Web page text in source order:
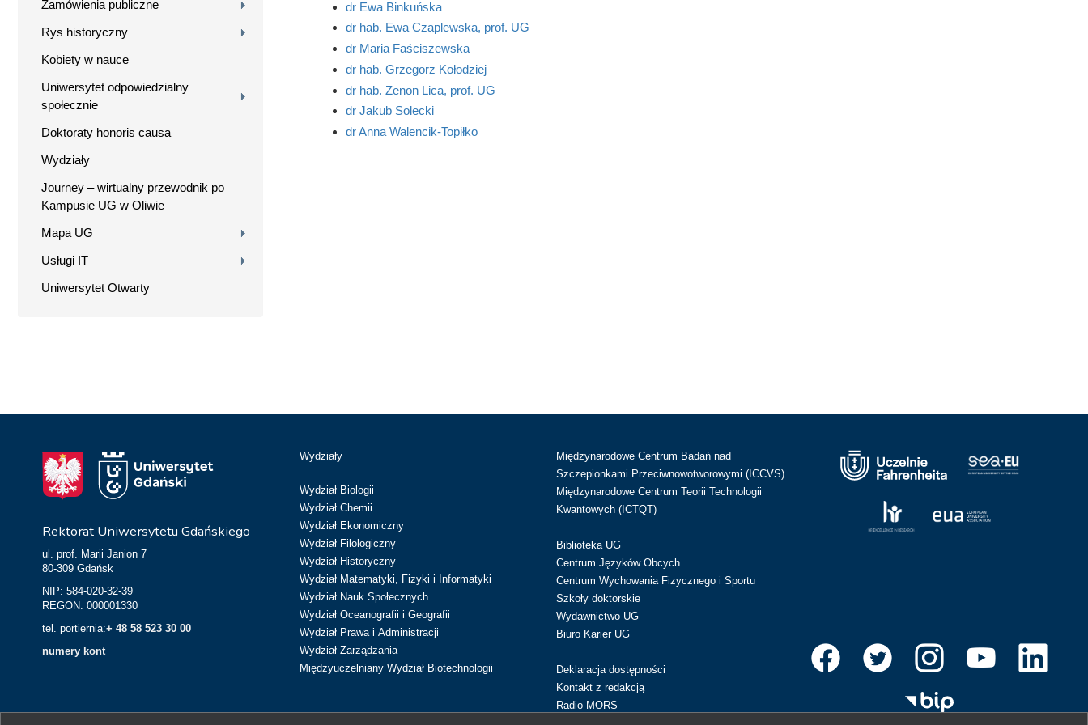
Zamówienia publiczne
Rys historyczny
Kobiety w nauce
Uniwersytet odpowiedzialny
społecznie
Doktoraty honoris causa
Wydziały
Journey – wirtualny przewodnik po
Kampusie UG w Oliwie
Mapa UG
Usługi IT
Uniwersytet Otwarty
dr Ewa Binkuńska
dr hab. Ewa Czaplewska, prof. UG
dr Maria Faściszewska
dr hab. Grzegorz Kołodziej
dr hab. Zenon Lica, prof. UG
dr Jakub Solecki
dr Anna Walencik-Topiłko
Rektorat Uniwersytetu Gdańskiego
ul. prof. Marii Janion 7
80-309 Gdańsk
NIP: 584-020-32-39
REGON: 000001330
tel. portiernia:+ 48 58 523 30 00
numery kont
Wydziały
Wydział Biologii
Wydział Chemii
Wydział Ekonomiczny
Wydział Filologiczny
Wydział Historyczny
Wydział Matematyki, Fizyki i Informatyki
Wydział Nauk Społecznych
Wydział Oceanografii i Geografii
Wydział Prawa i Administracji
Wydział Zarządzania
Międzyuczelniany Wydział Biotechnologii
Międzynarodowe Centrum Badań nad
Szczepionkami Przeciwnowotworowymi (ICCVS)
Międzynarodowe Centrum Teorii Technologii
Kwantowych (ICTQT)
Biblioteka UG
Centrum Języków Obcych
Centrum Wychowania Fizycznego i Sportu
Szkoły doktorskie
Wydawnictwo UG
Biuro Karier UG
Deklaracja dostępności
Kontakt z redakcją
Radio MORS